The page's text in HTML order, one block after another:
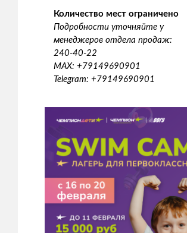
Количество мест ограничено
Подробности уточняйте у
менеджеров отдела продаж:
240-40-22
MAX: +79149690901
Telegram: +79149690901